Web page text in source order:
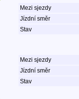
Mezi sjezdy
Jízdní směr
Stav
Mezi sjezdy
Jízdní směr
Stav